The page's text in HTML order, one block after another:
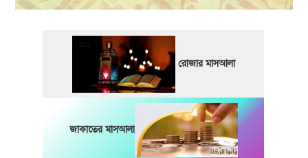
রোজার মাসআলা
জাকাতের মাসআলা